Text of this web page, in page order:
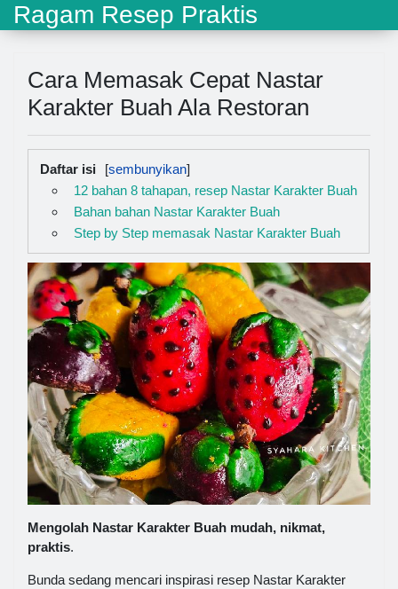
Ragam Resep Praktis
Cara Memasak Cepat Nastar
Karakter Buah Ala Restoran
Daftar isi
12 bahan 8 tahapan, resep Nastar Karakter Buah
Bahan bahan Nastar Karakter Buah
Step by Step memasak Nastar Karakter Buah
Mengolah Nastar Karakter Buah mudah, nikmat,
praktis.
Bunda sedang mencari inspirasi resep Nastar Karakter